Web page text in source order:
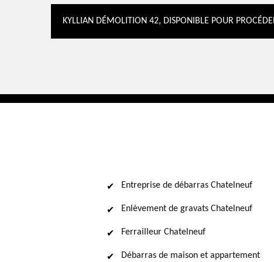
KYLLIAN DÉMOLITION 42, DISPONIBLE POUR
Entreprise de débarras Chatelneuf
Enlèvement de gravats Chatelneuf
Ferrailleur Chatelneuf
Débarras de maison et appartement